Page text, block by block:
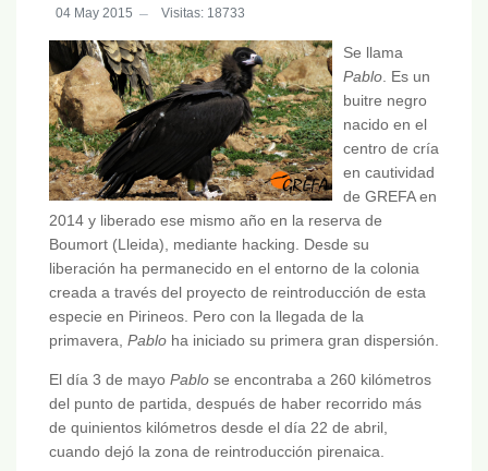
04 May 2015 Visitas: 18733
Se llama
Pablo. Es un
buitre negro
nacido en el
centro de cría
en cautividad
de GREFA en
2014 y liberado ese mismo año en la reserva de
Boumort (Lleida), mediante hacking. Desde su
liberación ha permanecido en el entorno de la colonia
creada a través del proyecto de reintroducción de esta
especie en Pirineos. Pero con la llegada de la
primavera, Pablo ha iniciado su primera gran dispersión.
El día 3 de mayo Pablo se encontraba a 260 kilómetros
del punto de partida, después de haber recorrido más
de quinientos kilómetros desde el día 22 de abril,
cuando dejó la zona de reintroducción pirenaica.